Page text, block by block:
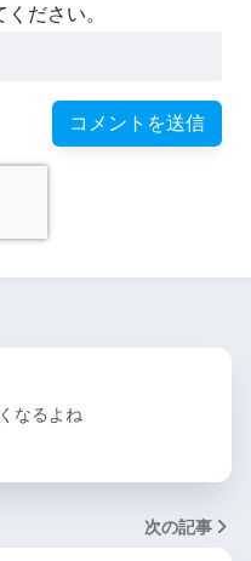
ださい。
なるよね
次の記事